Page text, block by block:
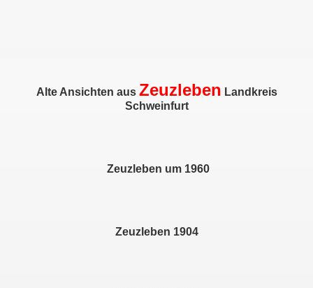
Alte Ansichten aus Zeuzleben Landkreis
Schweinfurt
Zeuzleben um 1960
Zeuzleben 1904